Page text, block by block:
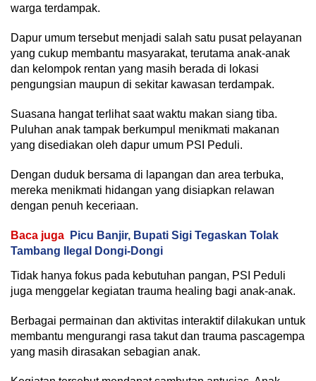
warga terdampak.
Dapur umum tersebut menjadi salah satu pusat pelayanan
yang cukup membantu masyarakat, terutama anak-anak
dan kelompok rentan yang masih berada di lokasi
pengungsian maupun di sekitar kawasan terdampak.
Suasana hangat terlihat saat waktu makan siang tiba.
Puluhan anak tampak berkumpul menikmati makanan
yang disediakan oleh dapur umum PSI Peduli.
Dengan duduk bersama di lapangan dan area terbuka,
mereka menikmati hidangan yang disiapkan relawan
dengan penuh keceriaan.
Baca juga
Picu Banjir, Bupati Sigi Tegaskan Tolak
Tambang Ilegal Dongi-Dongi
Tidak hanya fokus pada kebutuhan pangan, PSI Peduli
juga menggelar kegiatan trauma healing bagi anak-anak.
Berbagai permainan dan aktivitas interaktif dilakukan untuk
membantu mengurangi rasa takut dan trauma pascagempa
yang masih dirasakan sebagian anak.